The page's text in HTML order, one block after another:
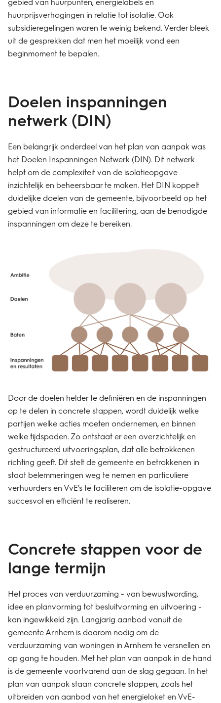
huurprijsverhogingen in relatie tot isolatie. Ook
subsidieregelingen waren te weinig bekend. Verder bleek
uit de gesprekken dat men het moeilijk vond een
beginmoment te bepalen.
Doelen inspanningen
netwerk (DIN)
Een belangrijk onderdeel van het plan van aanpak was
het Doelen Inspanningen Netwerk (DIN). Dit netwerk
helpt om de complexiteit van de isolatieopgave
inzichtelijk en beheersbaar te maken. Het DIN koppelt
duidelijke doelen van de gemeente, bijvoorbeeld op het
gebied van informatie en facilitering, aan de benodigde
inspanningen om deze te bereiken.
Door de doelen helder te definiëren en de inspanningen
op te delen in concrete stappen, wordt duidelijk welke
partijen welke acties moeten ondernemen, en binnen
welke tijdspaden. Zo ontstaat er een overzichtelijk en
gestructureerd uitvoeringsplan, dat alle betrokkenen
richting geeft. Dit stelt de gemeente en betrokkenen in
staat belemmeringen weg te nemen en particuliere
verhuurders en VvE’s te faciliteren om de isolatie-opgave
succesvol en efficiënt te realiseren.
Concrete stappen voor de
lange termijn
Het proces van verduurzaming - van bewustwording,
idee en planvorming tot besluitvorming en uitvoering -
kan ingewikkeld zijn. Langjarig aanbod vanuit de
gemeente Arnhem is daarom nodig om de
verduurzaming van woningen in Arnhem te versnellen en
op gang te houden. Met het plan van aanpak in de hand
is de gemeente voortvarend aan de slag gegaan. In het
plan van aanpak staan concrete stappen, zoals het
uitbreiden van aanbod van het energieloket en VvE-